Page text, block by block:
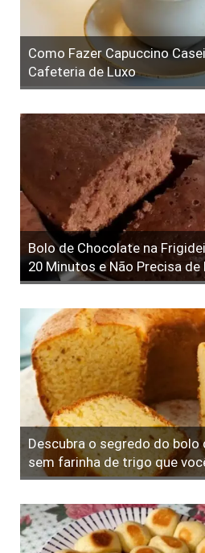
Como Fazer Capuccino
Cafeteria de Luxo
Bolo de Chocolate na
20 Minutos e Não Precisa de
Descubra o segredo do
sem farinha de trigo que